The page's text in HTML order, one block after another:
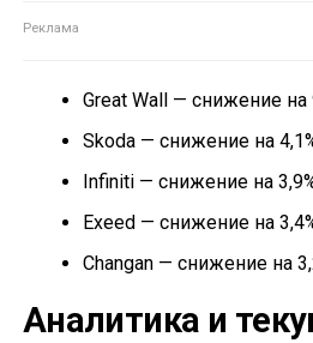
Great Wall — снижение на
Skoda — снижение на
Infiniti — снижение на
Exeed — снижение на
Changan — снижение на
Аналитика и